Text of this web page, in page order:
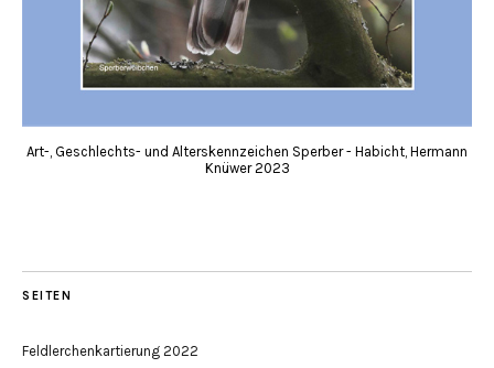
Art-, Geschlechts- und Alterskennzeichen Sperber - Habicht, Hermann
Knüwer 2023
SEITEN
Feldlerchenkartierung 2022